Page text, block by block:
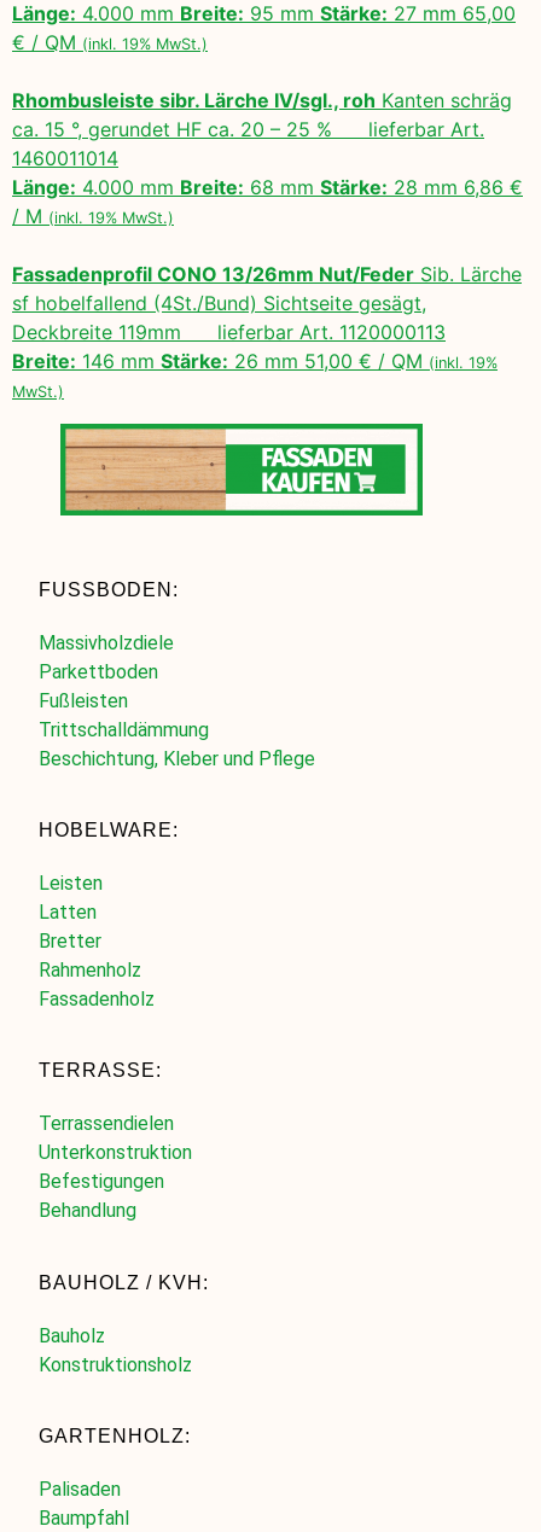
Länge: 4.000 mm Breite: 95 mm Stärke: 27 mm 65,00
€ / QM (inkl. 19% MwSt.)
Rhombusleiste sibr. Lärche IV/sgl., roh Kanten schräg
ca. 15 °, gerundet HF ca. 20 – 25 % lieferbar Art.
1460011014
Länge: 4.000 mm Breite: 68 mm Stärke: 28 mm 6,86 €
/ M (inkl. 19% MwSt.)
Fassadenprofil CONO 13/26mm Nut/Feder Sib. Lärche
sf hobelfallend (4St./Bund) Sichtseite gesägt,
Deckbreite 119mm lieferbar Art. 1120000113
Breite: 146 mm Stärke: 26 mm 51,00 € / QM (inkl. 19%
MwSt.)
FUSSBODEN:
Massivholzdiele
Parkettboden
Fußleisten
Trittschalldämmung
Beschichtung, Kleber und Pflege
HOBELWARE:
Leisten
Latten
Bretter
Rahmenholz
Fassadenholz
TERRASSE:
Terrassendielen
Unterkonstruktion
Befestigungen
Behandlung
BAUHOLZ / KVH:
Bauholz
Konstruktionsholz
GARTENHOLZ:
Palisaden
Baumpfahl